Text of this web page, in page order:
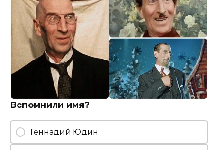
Вспомнили имя?
Геннадий Юдин